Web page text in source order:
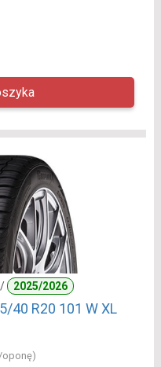
2025/2026
40 R20 101 W XL
oponę)